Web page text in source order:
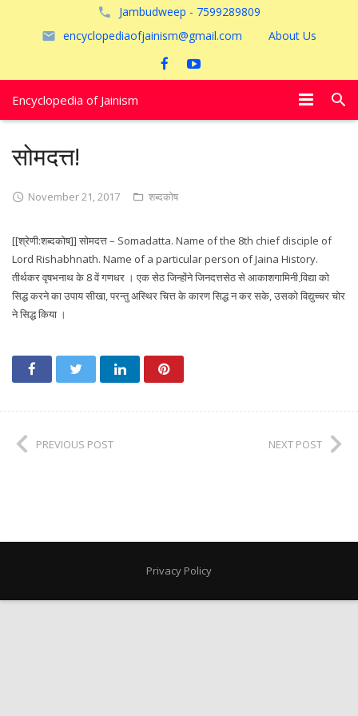
Jambudweep - 7599289809
encyclopediaofjainism@gmail.com
About Us
Encyclopedia of Jainism
अयोध्या
सोमदत्त!
November 21, 2017 शब्दकोष
[[श्रेणी:शब्दकोष]] सोमदत्त – Somadatta. Name of the 8th chief disciple of
Lord Rishabhnath. Name of a particular person of Jaina History.
तीर्थकर वृषभनाथ के 8 वें गणधर । एक सेठ जिन्होंने जिनदत्तसेठ से आकाशगामिनी वि़द्या को
सिद्ध करने का उपाय सीखा, परन्तु अस्थिर चित्त के कारण सिद्ध न कर सके, उसको विद्युच्चर चोर
ने सिद्ध किया ।
PREVIOUS POST NEXT POST
Privacy Policy